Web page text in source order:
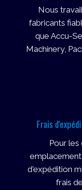
Nous
fabricants
que Accu-
Machinery,
Frais
Pour les
d'expédition
frais